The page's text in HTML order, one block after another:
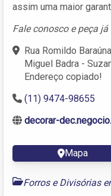
assim uma maior
Fale conosco e peça
Rua Romildo
Miguel Badra -
Endereço copiado!
(11) 9474-98655
decorar-
Mapa
Forros e Divisórias